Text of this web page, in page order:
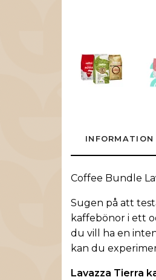
INFORMATION
Coffee Bundle
Sugen på att
kaffebönor i ett
du vill ha en
kan du
Lavazza Tierra